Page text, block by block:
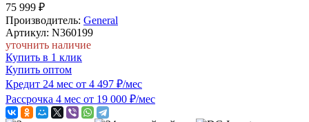
75 999 ₽
Производитель: General
Артикул: N360199
уточнить наличие
Купить в 1 клик
Купить оптом
Кредит 24 мес от 4 497 ₽/мес
Рассрочка 4 мес от 19 000 ₽/мес